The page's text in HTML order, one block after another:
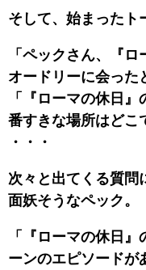
そして、始まったト
「ペックさん、『
オードリーに会った
「『ローマの休日
番すきな場所はどこ
・・・
次々と出てくる質問
面妖そうなペック。
「『ローマの休日
ーンのエピソードが